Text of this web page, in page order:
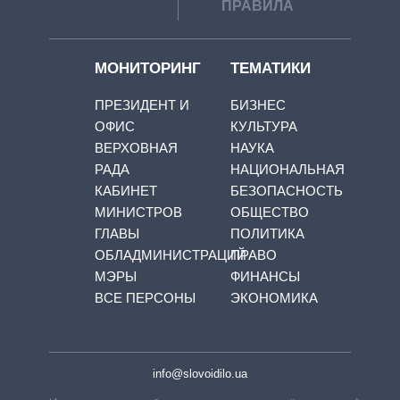
ПРАВИЛА
МОНИТОРИНГ
ПРЕЗИДЕНТ И
ОФИС
ВЕРХОВНАЯ
РАДА
КАБИНЕТ
МИНИСТРОВ
ГЛАВЫ
ОБЛАДМИНИСТРАЦИЙ
МЭРЫ
ВСЕ ПЕРСОНЫ
ТЕМАТИКИ
БИЗНЕС
КУЛЬТУРА
НАУКА
НАЦИОНАЛЬНАЯ
БЕЗОПАСНОСТЬ
ОБЩЕСТВО
ПОЛИТИКА
ПРАВО
ФИНАНСЫ
ЭКОНОМИКА
info@slovoidilo.ua